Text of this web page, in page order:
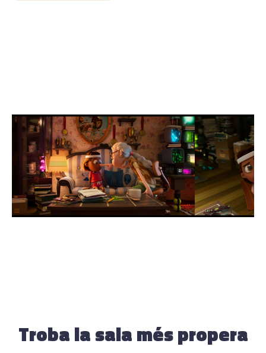
Troba la sala més propera